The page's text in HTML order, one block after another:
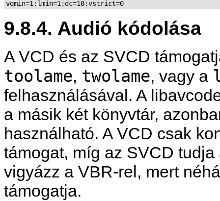
9.8.4. Audió kódolása
A VCD és az SVCD
toolame, twolame, vagy a
felhasználásával. A
a másik két könyvtár,
használható. A VCD csak
támogat, míg az SVCD
vigyázz a VBR-rel, mert
támogatja.